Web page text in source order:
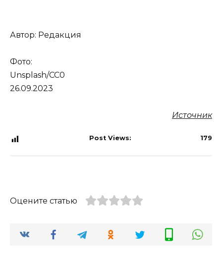
Автор: Редакция
Фото:
Unsplash/СС0
26.09.2023
Источник
Post Views: 179
Оцените статью